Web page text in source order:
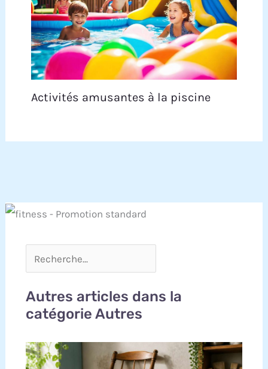
Activités amusantes à la piscine
Autres articles dans la
catégorie Autres